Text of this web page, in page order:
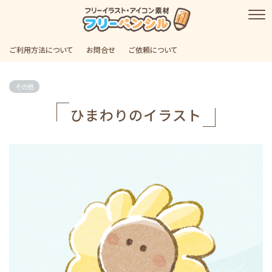
ご利用方法について お問合せ ご依頼について
その他
ひまわりのイラスト